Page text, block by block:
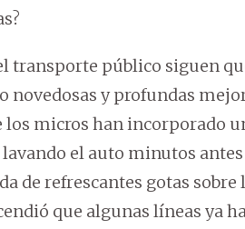
transporte público siguen
novedosas y profundas
los micros han incorporado
el auto minutos
de refrescantes gotas
que algunas líneas ya